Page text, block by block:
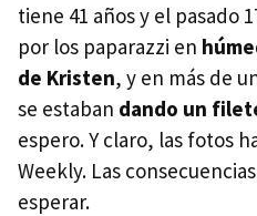
tiene 41 años y el pasado
por los paparazzi en
de Kristen, y en más de
se estaban dando un
espero. Y claro, las fotos
Weekly. Las
esperar.